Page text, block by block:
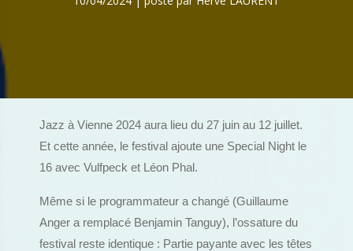
Jazz à Vienne 2024 aura lieu du 27 juin au 12 juillet.
Et cette année, le festival ajoute une Special Night le
16 avec Vulfpeck et Léon Phal.
Même si le programmateur a changé (Guillaume
Anger a remplacé Benjamin Tanguy), l’ossature du
festival reste identique : Partie payante avec les têtes